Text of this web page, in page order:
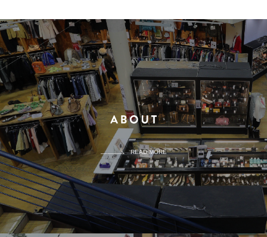
READ MORE